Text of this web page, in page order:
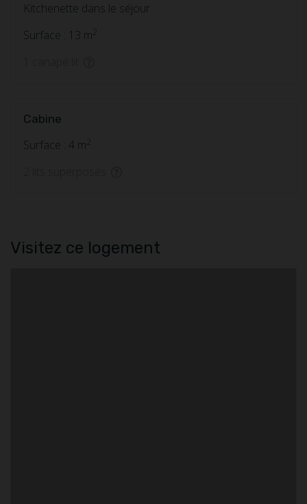
Kitchenette dans le séjour
Surface : 13 m2
Cabine
Surface : 4 m2
Visitez ce logement